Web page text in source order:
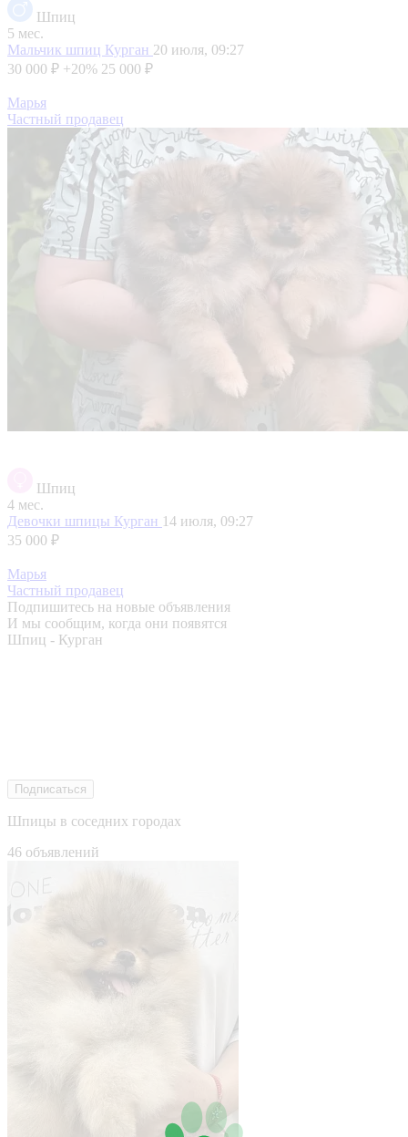
Шпиц
5 мес.
Мальчик шпиц Курган 20 июля, 09:27
30 000 ₽ +20% 25 000 ₽
Марья
Частный продавец
Шпиц
4 мес.
Девочки шпицы Курган 14 июля, 09:27
35 000 ₽
Марья
Частный продавец
Подпишитесь на новые объявления
И мы сообщим, когда они появятся
Шпиц - Курган
Подписаться
Шпицы в соседних городах
46 объявлений